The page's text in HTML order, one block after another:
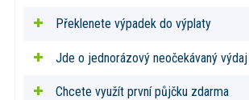
Překlenete výpadek do výplaty
Jde o jednorázový neočekávaný výdaj
Chcete využít první půjčku zdarma